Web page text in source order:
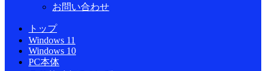
お問い合わせ
トップ
Windows 11
Windows 10
PC本体